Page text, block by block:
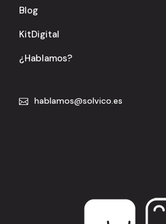
Blog
KitDigital
¿Hablamos?
hablamos@solvico.es